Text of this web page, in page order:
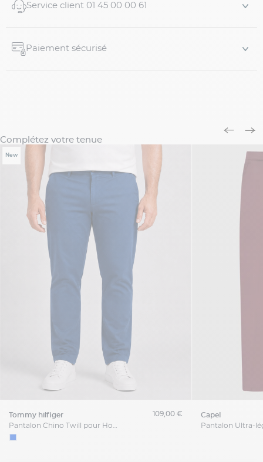
Service client 01 45 00 00 61
Paiement sécurisé
Complétez votre tenue
New
tommy hilfiger
109,00 € capel